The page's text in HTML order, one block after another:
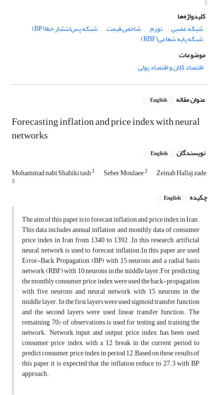
کلیدواژه‌ها
شبکه عصبی
تورم شاخص قیمت شبکه پس‌انتشار خطا(BP)
شبکه پایه شعاعی(RBF)
موضوعات
اقتصاد کلان و اقتصاد پولی
عنوان مقاله English
Forecasting inflation and price index with neural
networks
نویسندگان English
Mohammad nabi Shahiki tash1 Seber Moulaee2 Zeinab Hallaj zade
3
چکیده English
The aim of this paper is to forecast inflation and price index in Iran.
This data includes annual inflation and monthly data of consumer
price index in Iran from 1340 to 1392 .In this research, artificial
neural network is used to forecast inflation.In this paper are used
Error-Back Propagation (BP) with 15 neurons and a radial basis
network (RBF) with 10 neurons in the middle layer.For predicting
the monthly consumer price index were used the back-propagation
with five neurons and neural network with 15 neurons in the
middle layer. In the first layers were used sigmoid transfer function
and the second layers were used linear transfer function. The
remaining 70% of observations is used for testing and training the
network. Network input and output price index has been used,
consumer price index, with a 12 break in the current period to
predict consumer price index in period 12.Based on these results of
this paper, it is expected that the inflation reduce to 27.3 with BP
approach.